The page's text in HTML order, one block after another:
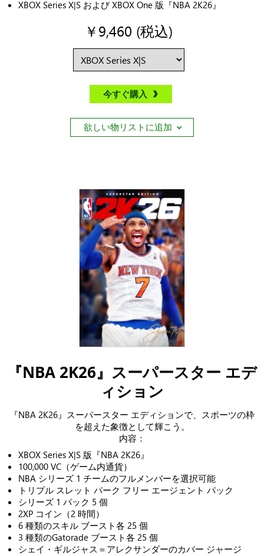
XBOX Series X|S および XBOX One 版『NBA 2K26』
￥9,460 (税込)
今すぐ購入
欲しい物リストに追加
『NBA 2K26』スーパースター エデ
ィション
『NBA 2K26』スーパースター エディションで、スポーツの枠
を超えた象徴として輝こう。
内容：
XBOX Series X|S 版『NBA 2K26』
100,000 VC（ゲーム内通貨）
NBA シリーズ 1 チームのフルメンバーを選択可能
トリプル スレット パーク フリー エージェント パック
シリーズ 1 パック 5 個
2XP コイン（2 時間）
6 種類のスキル ブースト各 25 個
3 種類のGatorade ブースト各 25 個
シェイ・ギルジャス＝アレクサンダーのカバー ジャージ